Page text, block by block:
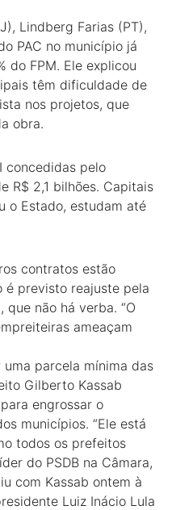
Lindberg Farias (PT),
PAC no município já
do FPM. Ele explicou
têm dificuldade de
nos projetos, que
obra.
concedidas pelo
R$ 2,1 bilhões. Capitais
o Estado, estudam até
contratos estão
é previsto reajuste pela
que não há verba. “O
ameaçam
parcela mínima das
Gilberto Kassab
engrossar o
municípios. “Ele está
todos os prefeitos
do PSDB na Câmara,
com Kassab ontem à
Luiz Inácio Lula